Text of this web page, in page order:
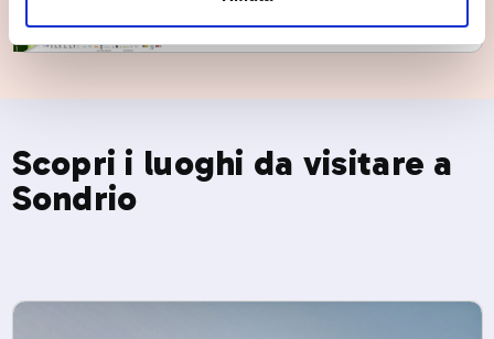
Scopri i luoghi da visitare a
Sondrio